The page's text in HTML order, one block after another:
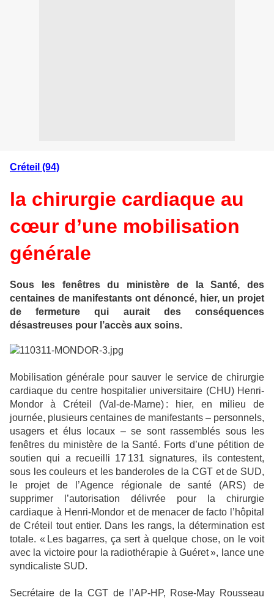
Créteil (94)
la chirurgie cardiaque au
cœur d’une mobilisation
générale
Sous les fenêtres du ministère de la Santé, des
centaines de manifestants ont dénoncé, hier, un projet
de fermeture qui aurait des conséquences
désastreuses pour l’accès aux soins.
Mobilisation générale pour sauver le service de chirurgie
cardiaque du centre hospitalier universitaire (CHU) Henri-
Mondor à Créteil (Val-de-Marne) : hier, en milieu de
journée, plusieurs centaines de manifestants – personnels,
usagers et élus locaux – se sont rassemblés sous les
fenêtres du ministère de la Santé. Forts d’une pétition de
soutien qui a recueilli 17 131 signatures, ils contestent,
sous les couleurs et les banderoles de la CGT et de SUD,
le projet de l’Agence régionale de santé (ARS) de
supprimer l’autorisation délivrée pour la chirurgie
cardiaque à Henri-Mondor et de menacer de facto l’hôpital
de Créteil tout entier. Dans les rangs, la détermination est
totale. « Les bagarres, ça sert à quelque chose, on le voit
avec la victoire pour la radiothérapie à Guéret », lance une
syndicaliste SUD.
Secrétaire de la CGT de l’AP-HP, Rose-May Rousseau